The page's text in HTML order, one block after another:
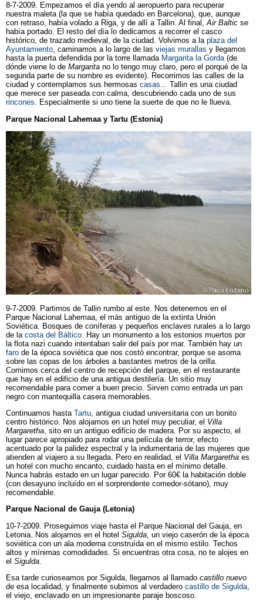
8-7-2009. Empezamos el día yendo al aeropuerto para recuperar
nuestra maleta (la que se había quedado en Barcelona), que, aunque
con retraso, había volado a Riga, y de allí a Tallin. Al final,Air Baltic se
había portado. El resto del día lo dedicamos a recorrer el casco
histórico, de trazado medieval, de la ciudad. Volvimos a la plaza del
Ayuntamiento, caminamos a lo largo de las viejas murallas y llegamos
hasta la puerta defendida por la torre llamada Margarita la Gorda(de
dónde viene lo de Margarita no lo tengo muy claro, pero el porqué de la
segunda parte de su nombre es evidente). Recorrimos las calles de la
ciudad y contemplamos sus hermosas casas... Tallin es una ciudad
que merece ser paseada con calma, descubriendo cada uno de sus
rincones. Especialmente si uno tiene la suerte de que no le llueva.
Parque Nacional Lahemaa y Tartu (Estonia)
9-7-2009. Partimos de Tallin rumbo al este. Nos detenemos en el
Parque Nacional Lahemaa, el más antiguo de la extinta Unión
Soviética. Bosques de coníferas y pequeños enclaves rurales a lo largo
de la costa del Báltico . Hay un monumento a los estonios muertos por
la flota nazi cuando intentaban salir del país por mar. También hay un
faro de la época soviética que nos costó encontrar, porque se asoma
sobre las copas de los árboles a bastantes metros de la orilla.
Comimos cerca del centro de recepción del parque, en el restaurante
que hay en el edificio de una antigua destilería. Un sitio muy
recomendable para comer a buen precio. Sirven como entrada un pan
negro con mantequilla casera memorables.
Continuamos hasta Tartu, antigua ciudad universitaria con un bonito
centro histórico. Nos alojamos en un hotel muy peculiar, el Villa
Margaretha, sito en un antiguo edificio de madera. Por su aspecto, el
lugar parece apropiado para rodar una película de terror, efecto
acentuado por la palidez espectral y la indumentaria de las mujeres que
atienden al viajero a su llegada. Pero en realidad, el Villa Margaretha es
un hotel con mucho encanto, cuidado hasta en el mínimo detalle.
Nunca habrás estado en un lugar parecido. Por 60€ la habitación doble
(con desayuno incluído en el sorprendente comedor-sótano), muy
recomendable.
Parque Nacional de Gauja (Letonia)
10-7-2009. Proseguimos viaje hasta el Parque Nacional del Gauja, en
Letonia. Nos alojamos en el hotel Sigulda , un viejo caserón de la época
soviética con un ala moderna construída en el mismo estilo. Techos
altos y mínimas comodidades. Si encuentras otra cosa, no te alojes en
el Sigulda
Esa tarde curioseamos por Sigulda, llegamos al llamado castillo nuevo
de esa localidad, y finalmente subimos al verdadero castillo de Sigulda,
el viejo, enclavado en un impresionante paraje boscoso.